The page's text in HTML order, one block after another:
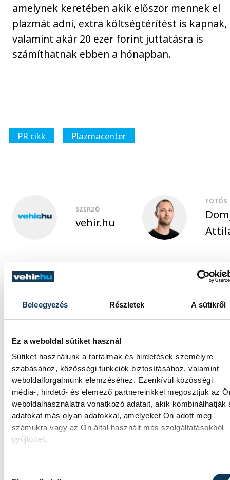
Beleegyezés Részletek A sütikről
Ez a weboldal sütiket használ
Sütiket használunk a tartalmak és hirdetések személyre
szabásához, közösségi funkciók biztosításához, valamint
weboldalforgalmunk elemzéséhez. Ezenkívül közösségi
média-, hirdető- és elemező partnereinkkel megosztjuk az
weboldalhasználatra vonatkozó adatait, akik kombinálhatják
adatokat más olyan adatokkal, amelyeket Ön adott meg
számukra vagy az Ön által használt más szolgáltatásokból
gyűjtöttek.
amelynek keretében akik először mennek el
plazmát adni, extra költségtérítést is kapnak,
valamint akár 20 ezer forint juttatásra is
számíthatnak ebben a hónapban.
PR cikk Plazmacenter
SZERZŐ
vehir.hu
FOTÓS